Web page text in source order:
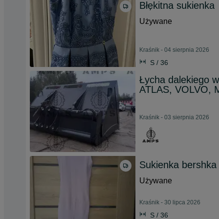
Błękitna sukienka
Używane
Kraśnik - 04 sierpnia 2026
S / 36
Łycha dalekiego
ATLAS, VOLVO,
Kraśnik - 03 sierpnia 2026
Sukienka bershka
Używane
Kraśnik - 30 lipca 2026
S / 36